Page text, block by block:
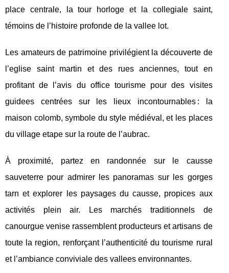
place centrale, la tour horloge et la collegiale saint,
témoins de l’histoire profonde de la vallee lot.
Les amateurs de patrimoine privilégient la découverte de
l’eglise saint martin et des rues anciennes, tout en
profitant de l’avis du office tourisme pour des visites
guidees centrées sur les lieux incontournables : la
maison colomb, symbole du style médiéval, et les places
du village etape sur la route de l’aubrac.
À proximité, partez en randonnée sur le causse
sauveterre pour admirer les panoramas sur les gorges
tarn et explorer les paysages du causse, propices aux
activités plein air. Les marchés traditionnels de
canourgue venise rassemblent producteurs et artisans de
toute la region, renforçant l’authenticité du tourisme rural
et l’ambiance conviviale des vallees environnantes.